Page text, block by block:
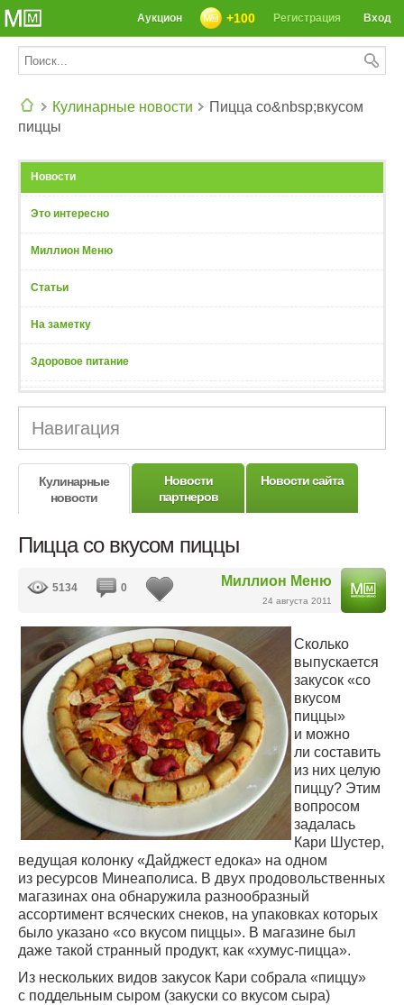
Вход
Регистрация
+100
Аукцион
Кулинарные новости
Пицца со&nbsp;вкусом
пиццы
Новости
Это интересно
Миллион Меню
Статьи
На заметку
Здоровое питание
Навигация
Кулинарные
новости
Новости
партнеров
Новости сайта
Пицца со вкусом пиццы
Миллион Меню
24 августа 2011
5134 0
Сколько
выпускается
закусок «со
вкусом
пиццы»
и можно
ли составить
из них целую
пиццу? Этим
вопросом
задалась
Кари Шустер,
ведущая колонку «Дайджест едока» на одном
из ресурсов Минеаполиса. В двух продовольственных
магазинах она обнаружила разнообразный
ассортимент всяческих снеков, на упаковках которых
было указано «со вкусом пиццы». В магазине был
даже такой странный продукт, как «хумус-пицца».
Из нескольких видов закусок Кари собрала «пиццу»
с поддельным сыром (закуски со вкусом сыра)